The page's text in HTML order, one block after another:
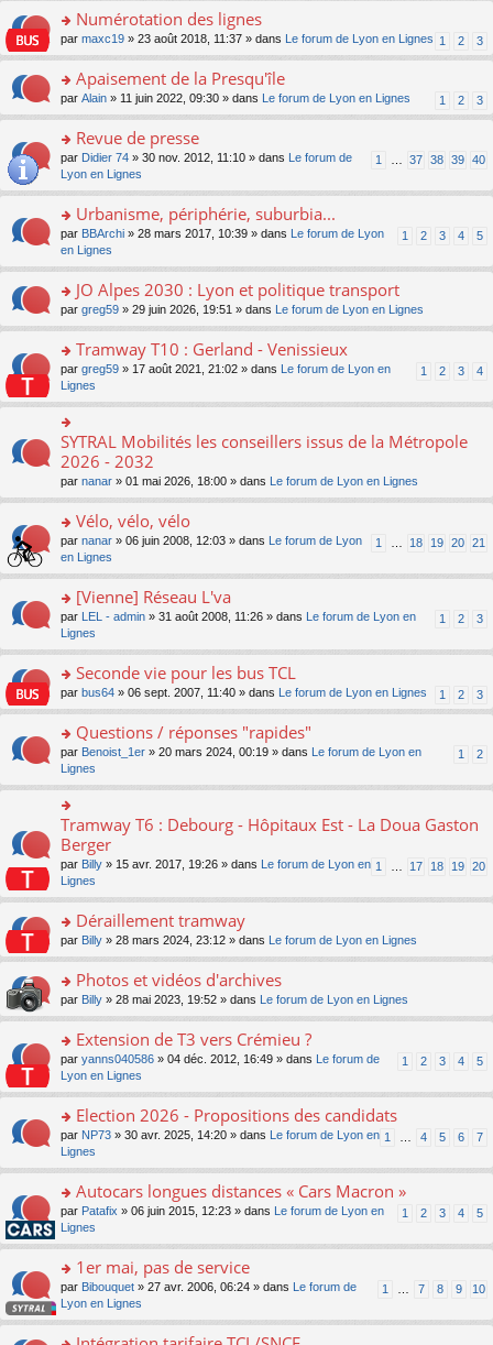
c
e
nt
le
u
ré
c
e
n
o
n
lu
pl
s
ré
e
s
s
e
n
o
n
le
pl
s
ré
c
e
er
le
m
e
s
g
e
n
o
n
le
s
ré
c
nt
o
n
ult
er
le
m
e
s
g
e
n
o
n
le
u
s
ré
c
e
nt
Numérotation des lignes
1 2 3
par maxc19 » 23 août 2018, 11:37 » dans Le forum de Lyon en Lignes
o
n
ult
er
le
m
e
s
s
e
n
o
n
le
s
ré
c
e
Apaisement de la Presqu'île
1 2 3
par Alain » 11 juin 2022, 09:30 » dans Le forum de Lyon en Lignes
o
s
er
le
m
e
s
s
e
n
o
n
lu
le
pl
u
s
ré
c
e
nt
Revue de presse
1 37 38 39 40
par Didier 74 » 30 nov. 2012, 11:10 » dans
Le forum de
Lyon en Lignes
o
n
s
er
le
m
e
s
s
g
n
o
n
lu
pl
u
s
ré
c
e
nt
Urbanisme, périphérie, suburbia...
1 2 3 4 5
par BBArchi » 28 mars 2017, 10:39 » dans
Le forum de Lyon
en Lignes
o
n
ult
er
le
m
e
s
s
g
n
o
n
lu
pl
u
s
ré
c
e
JO Alpes 2030 : Lyon et politique transport
par greg59 » 29 juin 2026, 19:51 » dans Le forum de Lyon en Lignes
o
s
ult
er
le
m
e
s
s
g
o
n
lu
le
u
s
ré
c
e
nt
Tramway T10 : Gerland - Venissieux
1 2 3 4
par greg59 » 17 août 2021, 21:02 » dans
Le forum de Lyon en
Lignes
o
n
ult
er
le
m
e
s
a
g
e
n
o
n
pl
u
s
ré
c
e
nt
SYTRAL Mobilités les conseillers issus de la Métropole
2026 - 2032
par nanar » 01 mai 2026, 18:00 » dans Le forum de Lyon en Lignes
o
n
s
er
le
m
e
s
s
e
n
o
n
lu
le
pl
u
s
ré
c
e
nt
Vélo, vélo, vélo
1 18 19 20 21
par nanar » 06 juin 2008, 12:03 » dans
Le forum de Lyon
en Lignes
o
s
er
le
m
e
s
s
g
n
o
n
lu
le
u
s
ré
c
e
[Vienne] Réseau L'va
1 2 3
par LEL - admin » 31 août 2008, 11:26 » dans
Le forum de Lyon en
Lignes
o
n
ult
er
le
m
e
s
g
o
n
lu
pl
u
s
ré
c
e
Seconde vie pour les bus TCL
1 2 3
par bus64 » 06 sept. 2007, 11:40 » dans Le forum de Lyon en Lignes
o
s
ult
er
le
m
e
s
s
a
e
o
n
lu
pl
u
s
ré
c
e
nt
Questions / réponses "rapides"
1 2
par Benoist_1er » 20 mars 2024, 00:19 » dans
Le forum de Lyon en
Lignes
o
n
ult
er
le
m
e
s
a
g
e
n
o
n
pl
u
s
ré
c
nt
Tramway T6 : Debourg - Hôpitaux Est - La Doua Gaston
Berger
1 17 18 19 20
par Billy » 15 avr. 2017, 19:26 » dans
Le forum de Lyon en
Lignes
o
n
ult
er
le
m
e
s
g
e
n
o
n
le
s
ré
e
Déraillement tramway
par Billy » 28 mars 2024, 23:12 » dans Le forum de Lyon en Lignes
o
n
ult
er
le
m
e
s
s
e
n
o
n
lu
pl
Photos et vidéos d'archives
par Billy » 28 mai 2023, 19:52 » dans Le forum de Lyon en Lignes
o
s
er
le
m
e
s
s
a
n
o
n
lu
le
Extension de T3 vers Crémieu ?
1 2 3 4 5
par yanns040586 » 04 déc. 2012, 16:49 » dans
Le forum de
Lyon en Lignes
o
s
er
le
m
e
s
s
a
Election 2026 - Propositions des candidats
1 4 5 6 7
par NP73 » 30 avr. 2025, 14:20 » dans
Le forum de Lyon en
Lignes
o
s
er
le
m
e
Autocars longues distances « Cars Macron »
1 2 3 4 5
par Patafix » 06 juin 2015, 12:23 » dans
Le forum de Lyon en
Lignes
o
s
1er mai, pas de service
1 7 8 9 10
par Bibouquet » 27 avr. 2006, 06:24 » dans
Le forum de
Lyon en Lignes